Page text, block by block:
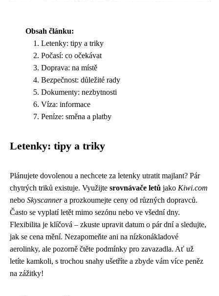
Obsah článku:
Letenky: tipy a triky
Počasí: co očekávat
Doprava: na místě
Bezpečnost: důležité rady
Dokumenty: nezbytnosti
Víza: informace
Peníze: směna a platby
Letenky: tipy a triky
Plánujete dovolenou a nechcete za letenky utratit majlant? Pár
chytrých triků existuje. Využijte srovnávače letů jako Kiwi.com
nebo Skyscannera prozkoumejte ceny od různých dopravců.
Často se vyplatí letět mimo sezónu nebo ve všední dny.
Flexibilita je klíčová – zkuste upravit datum o pár dní a sledujte,
jak se cena mění. Nezapomeňte ani na nízkonákladové
aerolinky, ale pozorně čtěte podmínky pro zavazadla. Ať už
letíte kamkoli, s trochou snahy ušetříte a zbyde vám více peněz
na zážitky!